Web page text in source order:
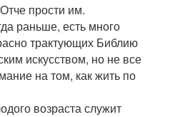
прости им.
раньше, есть много
трактующих Библию
искусством, но не все
на том, как жить по
возраста служит